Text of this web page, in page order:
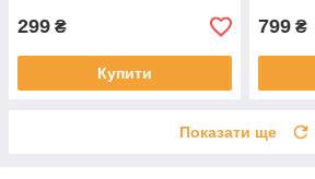
299 ₴
Купити
799 ₴
Показати ще